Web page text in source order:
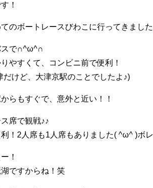
！
のボートレースびわこに行ってきまし
スで∩^ω^∩
やすくて、コンビニ前で便利！
だけど、大津京駅のことでしたよ♪)
らもすぐで、意外と近い！！
席で観戦♪♪
！2人席も1人席もありました( ^ω^ )ボ
！
ですからね！笑